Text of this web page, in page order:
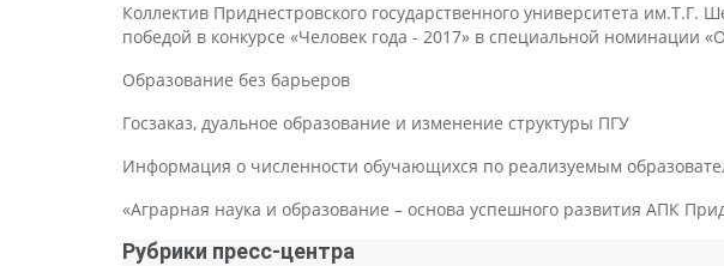
Коллектив Приднестровского государственного университета
победой в конкурсе «Человек года - 2017» в специальной номинации
Образование без барьеров
Госзаказ, дуальное образование и изменение структуры ПГУ
Информация о численности обучающихся по реализуемым
«Аграрная наука и образование – основа успешного развития АПК
Рубрики пресс-центра